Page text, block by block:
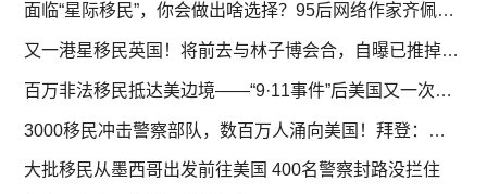
面临“星际移民”，你会做出啥选择？95后网络作家齐佩甲《星界使徒》里写答案
又一港星移民英国！将前去与林子博会合，自曝已推掉内地许多工作
百万非法移民抵达美边境——“9·11事件”后美国又一次挑战
3000移民冲击警察部队，数百万人涌向美国！拜登：我没空管这个
大批移民从墨西哥出发前往美国 400名警察封路没拦住